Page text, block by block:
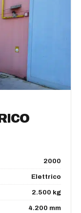
2000
Elettrico
2.500 kg
4.200 mm